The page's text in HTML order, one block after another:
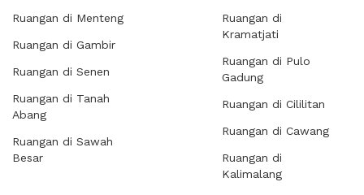
Ruangan di Menteng
Ruangan di Gambir
Ruangan di Senen
Ruangan di Tanah
Abang
Ruangan di Sawah
Besar
Ruangan di
Kramatjati
Ruangan di Pulo
Gadung
Ruangan di Cililitan
Ruangan di Cawang
Ruangan di
Kalimalang